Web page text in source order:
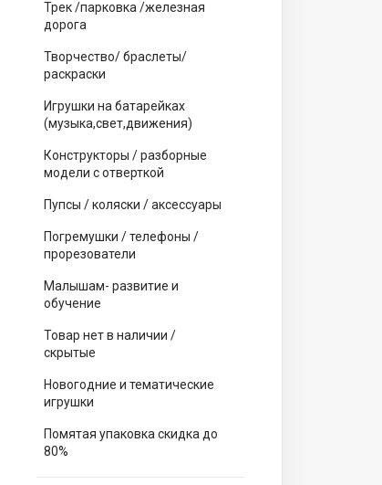
Трек /парковка /железная
дорога
Творчество/ браслеты/
раскраски
Игрушки на батарейках
(музыка,свет,движения)
Конструкторы / разборные
модели с отверткой
Пупсы / коляски / аксессуары
Погремушки / телефоны /
прорезователи
Малышам- развитие и
обучение
Товар нет в наличии /
скрытые
Новогодние и тематические
игрушки
Помятая упаковка скидка до
80%